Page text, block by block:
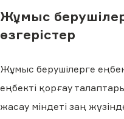
Жұмыс
өзгерістер
Жұмыс берушілерге еңбек
еңбекті қорғау
жасау міндеті заң